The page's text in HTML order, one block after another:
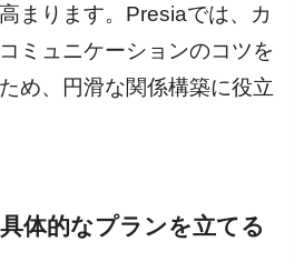
まります。Presiaでは、カ
ミュニケーションのコツを
め、円滑な関係構築に役立
体的なプランを立てる